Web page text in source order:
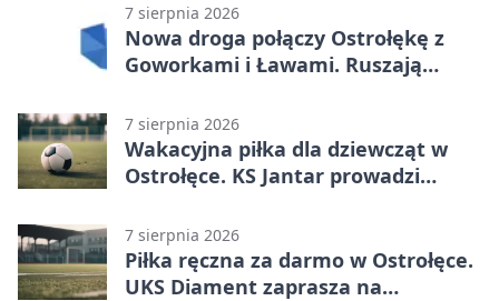
7 sierpnia 2026
Nowa droga połączy Ostrołękę z
Goworkami i Ławami. Ruszają
7 sierpnia 2026
Wakacyjna piłka dla dziewcząt w
Ostrołęce. KS Jantar prowadzi
7 sierpnia 2026
Piłka ręczna za darmo w Ostrołęce.
UKS Diament zaprasza na